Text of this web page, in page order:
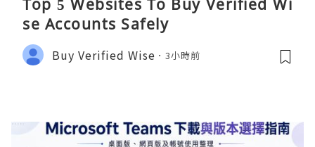
Top 5 Websites To Buy Verified Wi
se Accounts Safely
Buy Verified Wise 3小時前